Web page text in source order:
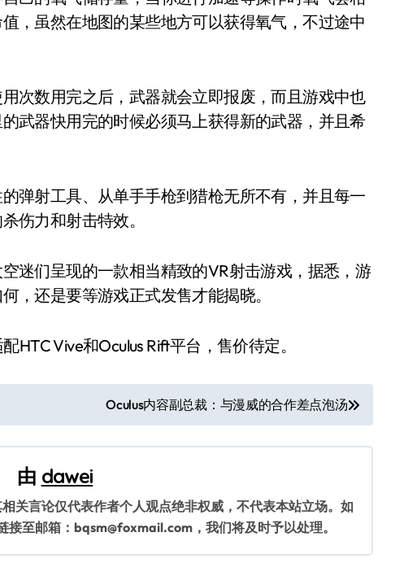
，虽然在地图的某些地方可以获得氧气，不过途中
次数用完之后，武器就会立即报废，而且游戏中也
武器快用完的时候必须马上获得新的武器，并且希
弹射工具、从单手手枪到猎枪无所不有，并且每一
伤力和射击特效。
迷们呈现的一款相当精致的VR射击游戏，据悉，游
，还是要等游戏正式发售才能揭晓。
HTC Vive和Oculus Rift平台，售价待定。
Oculus内容副总裁：与漫威的合作差点泡汤
由 dawei
关言论仅代表作者个人观点绝非权威，不代表本站立场。如
至邮箱：bqsm@foxmail.com，我们将及时予以处理。